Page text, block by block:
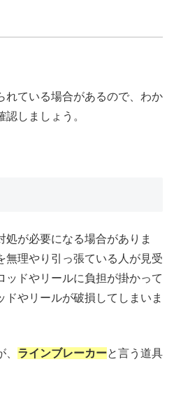
れている場合があるので、わか
しましょう。
処が必要になる場合がありま
無理やり引っ張ている人が見受
ッドやリールに負担が掛かって
ドやリールが破損してしまいま
ラインブレーカーと言う道具